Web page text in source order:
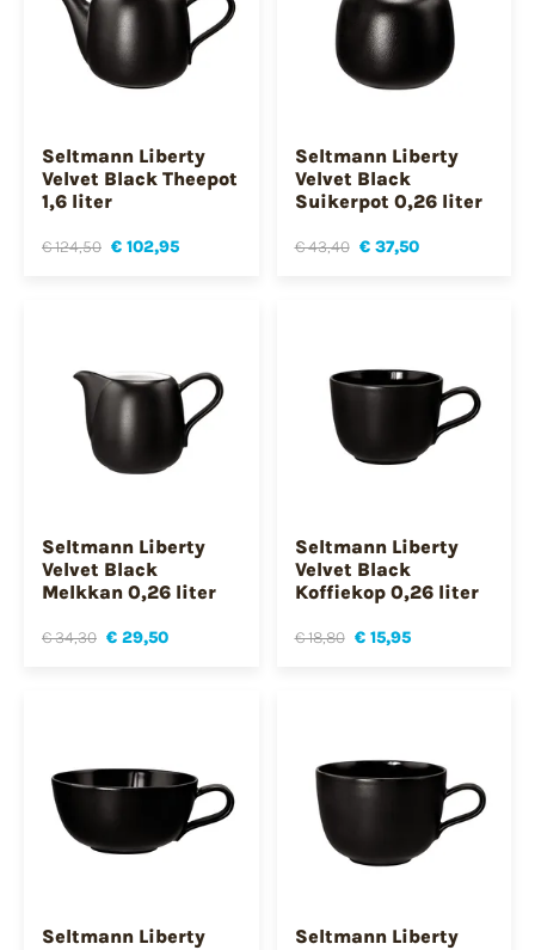
Seltmann Liberty
Velvet Black Theepot
1,6 liter
€ 124,50 € 102,95
Seltmann Liberty
Velvet Black
Suikerpot 0,26 liter
€ 43,40 € 37,50
Seltmann Liberty
Velvet Black
Melkkan 0,26 liter
€ 34,30 € 29,50
Seltmann Liberty
Velvet Black
Koffiekop 0,26 liter
€ 18,80 € 15,95
Seltmann Liberty
Seltmann Liberty